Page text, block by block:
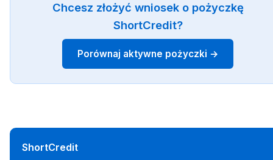
Chcesz złożyć wniosek o pożyczkę
ShortCredit?
Porównaj aktywne pożyczki →
ShortCredit